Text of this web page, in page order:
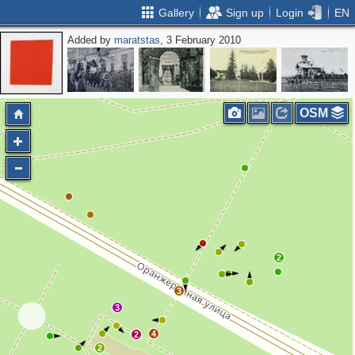
Gallery Sign up Login EN
Added bymaratstas, 3 February 2010
2
3
2 4
3
2
OSM